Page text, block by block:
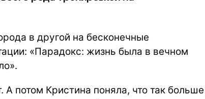
в другой на бесконечные
«Парадокс: жизнь была в вечном
потом Кристина поняла, что так больше